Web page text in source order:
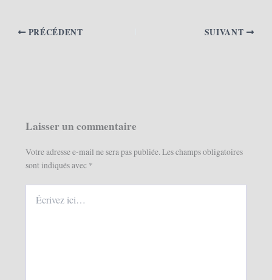
PRÉCÉDENT SUIVANT
Laisser un commentaire
Votre adresse e-mail ne sera pas publiée.Les champs obligatoires
sont indiqués avec *
ici…